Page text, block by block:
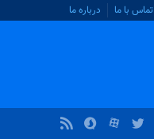
تماس با ما درباره ما